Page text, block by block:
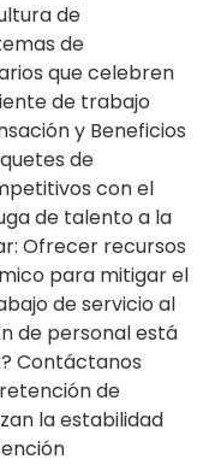
de
de
que celebren
de trabajo
y Beneficios
de
con el
de talento a la
Ofrecer recursos
para mitigar el
de servicio al
de personal está
Contáctanos
de
la estabilidad